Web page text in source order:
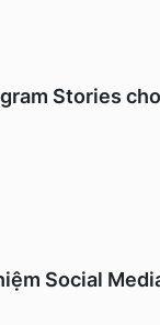
Stories
Social